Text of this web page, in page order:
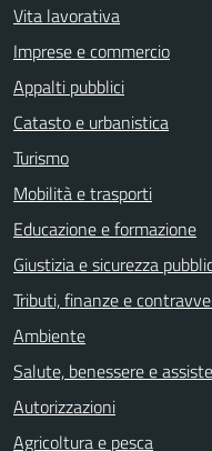
Vita lavorativa
Imprese e commercio
Appalti pubblici
Catasto e urbanistica
Turismo
Mobilità e trasporti
Educazione e formazione
Giustizia e sicurezza
Tributi, finanze e
Ambiente
Salute, benessere e
Autorizzazioni
Agricoltura e pesca